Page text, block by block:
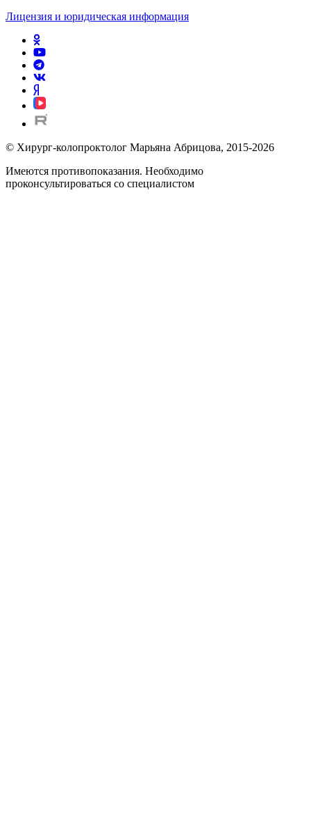
Лицензия и юридическая информация
© Хирург-колопроктолог Марьяна Абрицова, 2015-2026
Имеются противопоказания. Необходимо
проконсультироваться со специалистом